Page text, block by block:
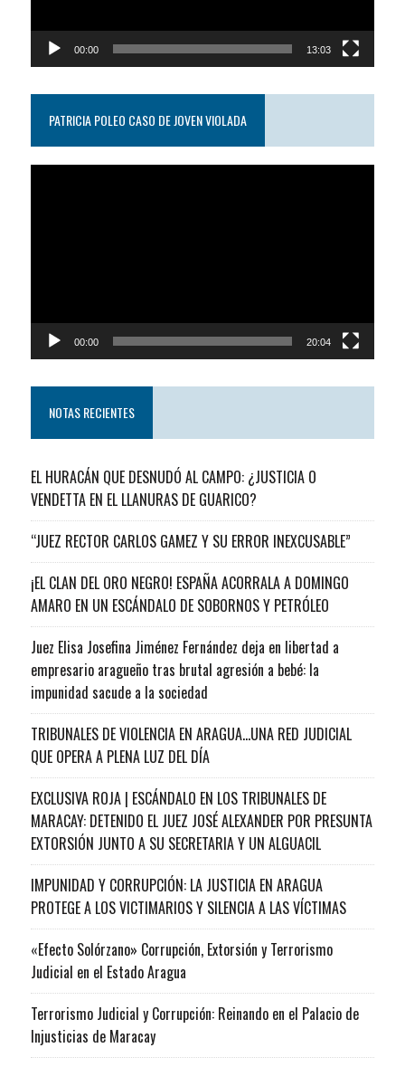
00:00 13:03
PATRICIA POLEO CASO DE JOVEN VIOLADA
00:00 20:04
NOTAS RECIENTES
EL HURACÁN QUE DESNUDÓ AL CAMPO: ¿JUSTICIA O
VENDETTA EN EL LLANURAS DE GUARICO?
“JUEZ RECTOR CARLOS GAMEZ Y SU ERROR INEXCUSABLE”
¡EL CLAN DEL ORO NEGRO! ESPAÑA ACORRALA A DOMINGO
AMARO EN UN ESCÁNDALO DE SOBORNOS Y PETRÓLEO
Juez Elisa Josefina Jiménez Fernández deja en libertad a
empresario aragueño tras brutal agresión a bebé: la
impunidad sacude a la sociedad
TRIBUNALES DE VIOLENCIA EN ARAGUA…UNA RED JUDICIAL
QUE OPERA A PLENA LUZ DEL DÍA
EXCLUSIVA ROJA | ESCÁNDALO EN LOS TRIBUNALES DE
MARACAY: DETENIDO EL JUEZ JOSÉ ALEXANDER POR PRESUNTA
EXTORSIÓN JUNTO A SU SECRETARIA Y UN ALGUACIL
IMPUNIDAD Y CORRUPCIÓN: LA JUSTICIA EN ARAGUA
PROTEGE A LOS VICTIMARIOS Y SILENCIA A LAS VÍCTIMAS
«Efecto Solórzano» Corrupción, Extorsión y Terrorismo
Judicial en el Estado Aragua
Terrorismo Judicial y Corrupción: Reinando en el Palacio de
Injusticias de Maracay